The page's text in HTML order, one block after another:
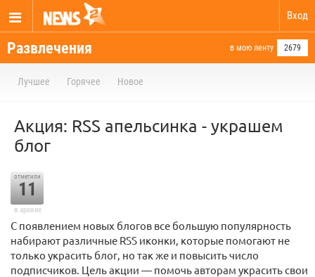
Вход
Развлечения в мою ленту 2679
Лучшее Горячее Новое
Акция: RSS апельсинка - украшем
блог
отметили
11
в архиве
С появлением новых блогов все большую популярность
набирают различные RSS иконки, которые помогают не
только украсить блог, но так же и повысить число
подписчиков. Цель акции — помочь авторам украсить свои